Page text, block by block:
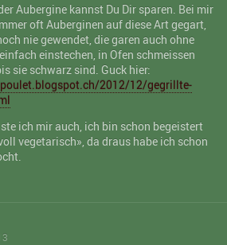
Aubergine kannst Du Dir sparen. Bei mir
oft Auberginen auf diese Art gegart,
nie gewendet, die garen auch ohne
einstechen, in Ofen schmeissen
sie schwarz sind. Guck hier:
2012/12/gegrillte-
ich mir auch, ich bin schon begeistert
vegetarisch», da draus habe ich schon